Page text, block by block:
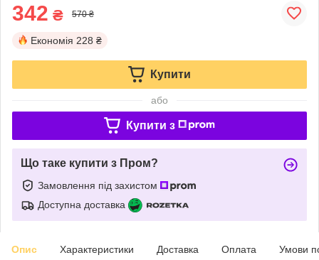
342 ₴ 570 ₴
Економія 228 ₴
Купити
або
Купити з
Що таке купити з Пром?
Замовлення під захистом
Доступна доставка
Опис Характеристики Доставка Оплата Умови